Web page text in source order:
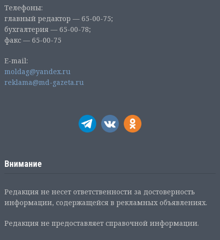
Телефоны:
главный редактор — 65-00-75;
бухгалтерия — 65-00-78;
факс — 65-00-75
E-mail:
moldag@yandex.ru
reklama@md-gazeta.ru
Внимание
Редакция не несет ответственности за достоверность
информации, содержащейся в рекламных объявлениях.
Редакция не предоставляет справочной информации.